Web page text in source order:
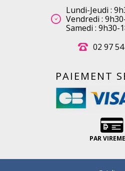
Lundi-Jeudi :
Vendredi :
Samedi : 9h30-
02 97
PAIEMENT
PAR